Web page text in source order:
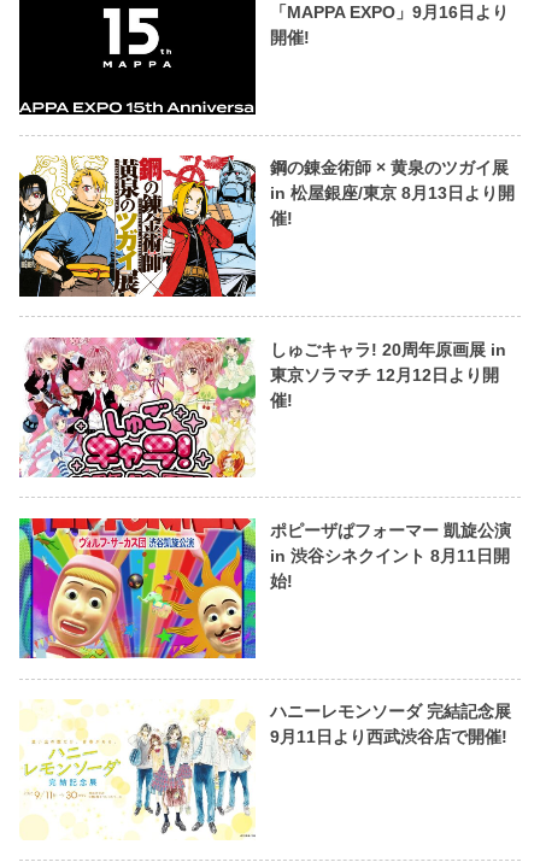
「MAPPA EXPO」9月16日より
開催!
鋼の錬金術師 × 黄泉のツガイ展
in 松屋銀座/東京 8月13日より開
催!
しゅごキャラ! 20周年原画展 in
東京ソラマチ 12月12日より開
催!
ポピーザぱフォーマー 凱旋公演
in 渋谷シネクイント 8月11日開
始!
ハニーレモンソーダ 完結記念展
9月11日より西武渋谷店で開催!